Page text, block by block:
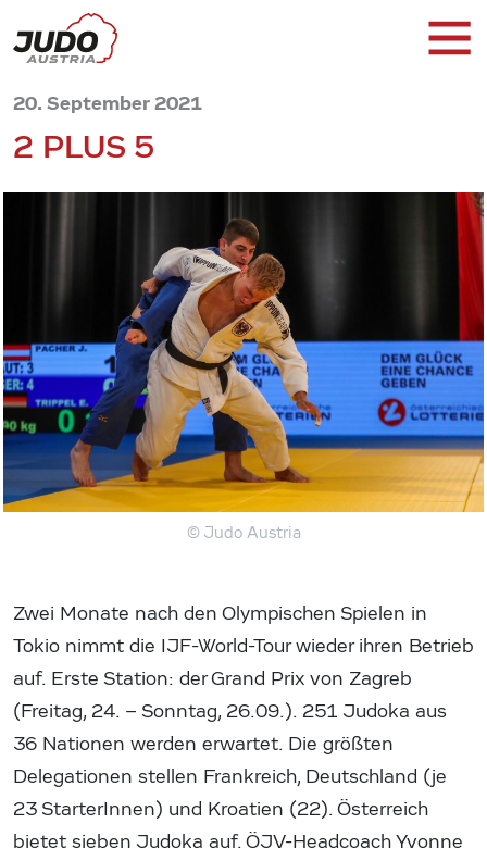
20. September 2021
2 PLUS 5
© Judo Austria
Zwei Monate nach den Olympischen Spielen in
Tokio nimmt die IJF-World-Tour wieder ihren Betrieb
auf. Erste Station: der Grand Prix von Zagreb
(Freitag, 24. – Sonntag, 26.09.). 251 Judoka aus
36 Nationen werden erwartet. Die größten
Delegationen stellen Frankreich, Deutschland (je
23 StarterInnen) und Kroatien (22). Österreich
bietet sieben Judoka auf. ÖJV-Headcoach Yvonne